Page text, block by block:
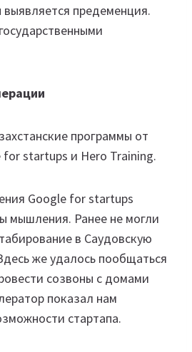
выявляется предеменция.
программы от
for startups и Hero Training.
Google for startups
мышления. Ранее не могли
в Саудовскую
же удалось пообщаться
созвоны с домами
показал нам
стартапа.